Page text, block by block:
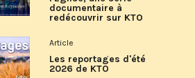
documentaire à
redécouvrir sur KTO
Article
Les reportages d'été
2026 de KTO